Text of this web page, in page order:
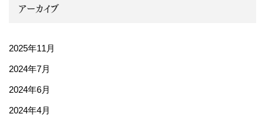
アーカイブ
2025年11月
2024年7月
2024年6月
2024年4月